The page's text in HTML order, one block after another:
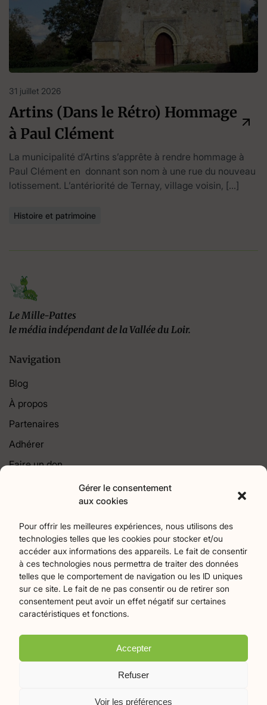
Gérer le consentement
aux cookies
Pour offrir les meilleures expériences, nous utilisons des
technologies telles que les cookies pour stocker et/ou
accéder aux informations des appareils. Le fait de consentir
à ces technologies nous permettra de traiter des données
telles que le comportement de navigation ou les ID uniques
sur ce site. Le fait de ne pas consentir ou de retirer son
consentement peut avoir un effet négatif sur certaines
caractéristiques et fonctions.
Accepter
Refuser
Voir les préférences
31 juillet 2026
Artins (Dans le Rétro) Hommage
à Paul Clément
La municipalité d’Artins s’apprête à rendre hommage à
Paul Clément en donnant son nom à une rue du nouveau
lotissement. L’antériorité de Ternay, village voisin, […]
Histoire et patrimoine
Le Mille-Pattes
le média indépendant de la Vallée du Loir.
Navigation
Blog
À propos
Partenaires
Adhérer
Faire un don
Agriculture17 Art et culture256 Associations22
Bien-Etre 2 chronique7 Collectivités territoriales79
Commerces Divers Économie et emploi 61
Éducation94 Évènements370 Histoire et patrimoine174
La parole à nos lecteurs1 Nature et écologie75 Santé
sport27 Tourisme 19
Mentions légales